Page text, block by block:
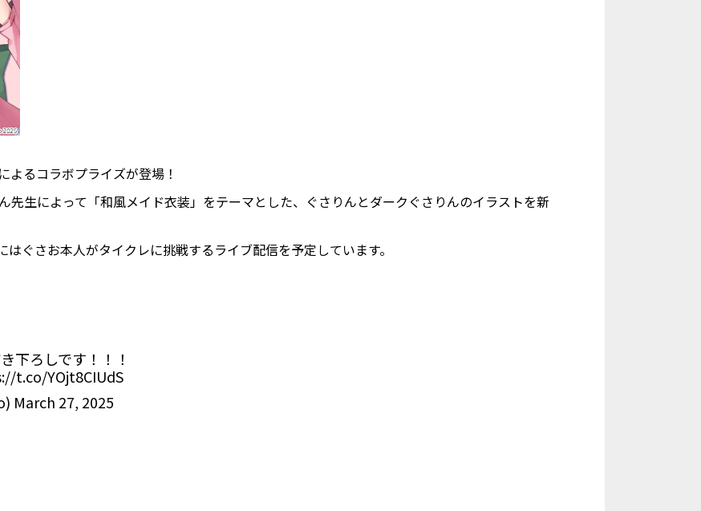
よるコラボプライズが登場！
先生によって「和風メイド衣装」をテーマとした、ぐさりんとダークぐさりんのイラストを新
ぐさお本人がタイクレに挑戦するライブ配信を予定しています。
下ろしです！！！
t.co/YOjt8CIUdS
March 27, 2025